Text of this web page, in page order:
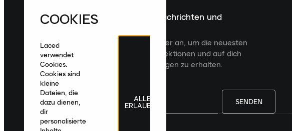
Melde dich für die neuesten Nachrichten und
Veröffentlichungen an
Melde dich für den Laced Newsletter an, um die neuesten
Veröffentlichungen, kuratierte Kollektionen und auf dich
zugeschnittene Produktempfehlungen zu erhalten.
SENDEN
COOKIES
Laced
verwendet
Cookies.
Cookies sind
kleine
Dateien, die
dazu dienen,
dir
personalisierte
ALLE
ERLAUBEN